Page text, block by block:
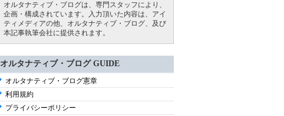
オルタナティブ・ブログは、専門スタッフにより、
企画・構成されています。入力頂いた内容は、アイ
ティメディアの他、オルタナティブ・ブログ、及び
本記事執筆会社に提供されます。
オルタナティブ・ブログ GUIDE
オルタナティブ・ブログ憲章
利用規約
プライバシーポリシー